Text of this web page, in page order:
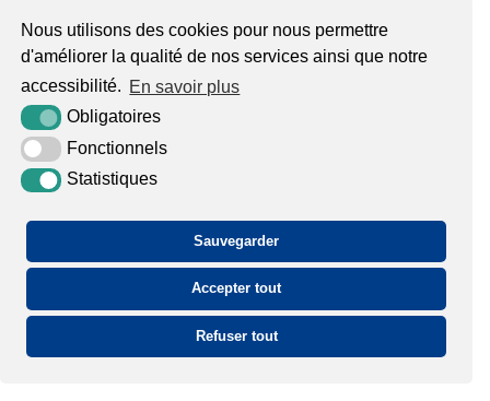
Nous utilisons des cookies pour nous permettre
d'améliorer la qualité de nos services ainsi que notre
accessibilité. En savoir plus
Obligatoires
Fonctionnels
Statistiques
Sauvegarder
Accepter tout
Refuser tout